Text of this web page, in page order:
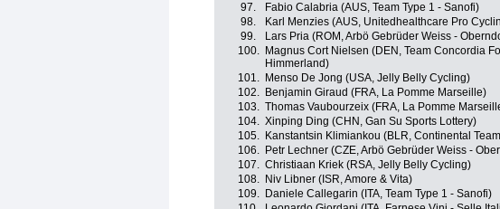
97.
Fabio Calabria (AUS, Team Type 1 - Sanofi)
98.
Karl Menzies (AUS, Unitedhealthcare Pro
99.
Lars Pria (ROM, Arbö Gebrüder Weiss -
100.
Magnus Cort Nielsen (DEN, Team Concordia
Himmerland)
101. Menso De Jong (USA, Jelly Belly Cycling)
102.
Benjamin Giraud (FRA, La Pomme Marseille)
103. Thomas Vaubourzeix (FRA, La Pomme
104. Xinping Ding (CHN, Gan Su Sports Lottery)
105.
Kanstantsin Klimiankou (BLR, Continental
106.
Petr Lechner (CZE, Arbö Gebrüder Weiss -
107. Christiaan Kriek (RSA, Jelly Belly Cycling)
108.
Niv Libner (ISR, Amore & Vita)
109.
Daniele Callegarin (ITA, Team Type 1 - Sanofi)